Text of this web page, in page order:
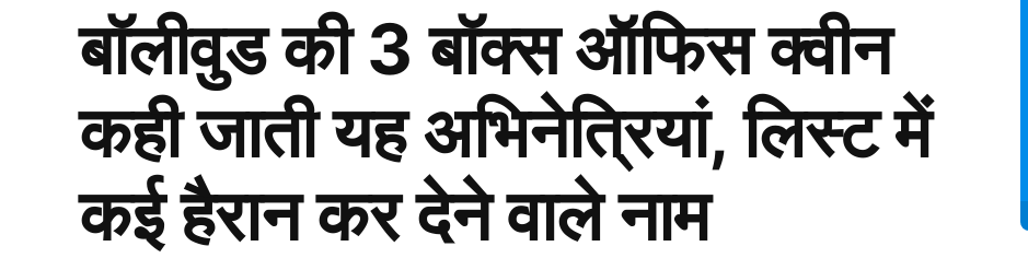
बॉलीवुड की 3 बॉक्स ऑफिस क्वीन
कही जाती यह अभिनेत्रियां, लिस्ट में
कई हैरान कर देने वाले नाम